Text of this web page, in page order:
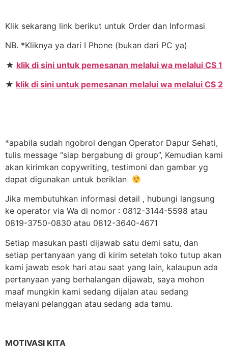
Klik sekarang link berikut untuk Order dan Informasi
NB. *Kliknya ya dari I Phone (bukan dari PC ya)
★ klik di sini untuk pemesanan melalui wa melalui CS 1
★ klik di sini untuk pemesanan melalui wa melalui CS 2
*apabila sudah ngobrol dengan Operator Dapur Sehati,
tulis message “siap bergabung di group”, Kemudian kami
akan kirimkan copywriting, testimoni dan gambar yg
dapat digunakan untuk beriklan
Jika membutuhkan informasi detail , hubungi langsung
ke operator via Wa di nomor : 0812-3144-5598 atau
0819-3750-0830 atau 0812-3640-4671
Setiap masukan pasti dijawab satu demi satu, dan
setiap pertanyaan yang di kirim setelah toko tutup akan
kami jawab esok hari atau saat yang lain, kalaupun ada
pertanyaan yang berhalangan dijawab, saya mohon
maaf mungkin kami sedang dijalan atau sedang
melayani pelanggan atau sedang ada tamu.
MOTIVASI KITA